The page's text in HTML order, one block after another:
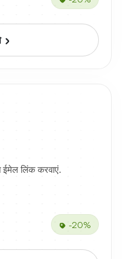
ईमेल लिंक करवाएं.
-20%